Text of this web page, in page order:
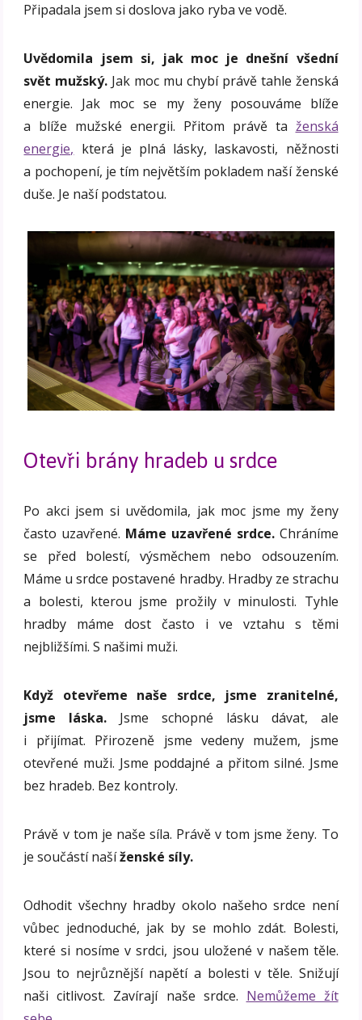
Připadala jsem si doslova jako ryba ve vodě.
Uvědomila jsem si, jak moc je dnešní všední
svět mužský. Jak moc mu chybí právě tahle ženská
energie. Jak moc se my ženy posouváme blíže
a blíže mužské energii. Přitom právě ta ženská
energie, která je plná lásky, laskavosti, něžnosti
a pochopení, je tím největším pokladem naší ženské
duše. Je naší podstatou.
Otevři brány hradeb u srdce
Po akci jsem si uvědomila, jak moc jsme my ženy
často uzavřené. Máme uzavřené srdce.Chráníme
se před bolestí, výsměchem nebo odsouzením.
Máme u srdce postavené hradby. Hradby ze strachu
a bolesti, kterou jsme prožily v minulosti. Tyhle
hradby máme dost často i ve vztahu s těmi
nejbližšími. S našimi muži.
Když otevřeme naše srdce, jsme zranitelné,
jsme láska. Jsme schopné lásku dávat, ale
i přijímat. Přirozeně jsme vedeny mužem, jsme
otevřené muži. Jsme poddajné a přitom silné. Jsme
bez hradeb. Bez kontroly.
Právě v tom je naše síla. Právě v tom jsme ženy. To
je součástí našíženské síly.
Odhodit všechny hradby okolo našeho srdce není
vůbec jednoduché, jak by se mohlo zdát. Bolesti,
které si nosíme v srdci, jsou uložené v našem těle.
Jsou to nejrůznější napětí a bolesti v těle. Snižují
naši citlivost. Zavírají naše srdce. Nemůžeme žít